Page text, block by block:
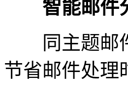
智能邮件
同主题邮件
节省邮件处理